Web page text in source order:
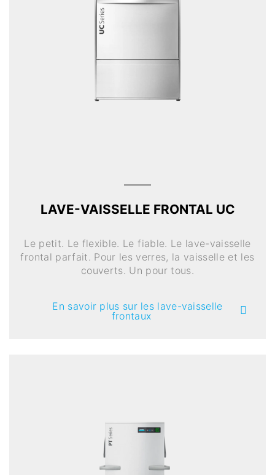
LAVE-VAISSELLE FRONTAL UC
Le petit. Le flexible. Le fiable. Le lave-vaisselle
frontal parfait. Pour les verres, la vaisselle et les
couverts. Un pour tous.
En savoir plus sur les lave-vaisselle
frontaux